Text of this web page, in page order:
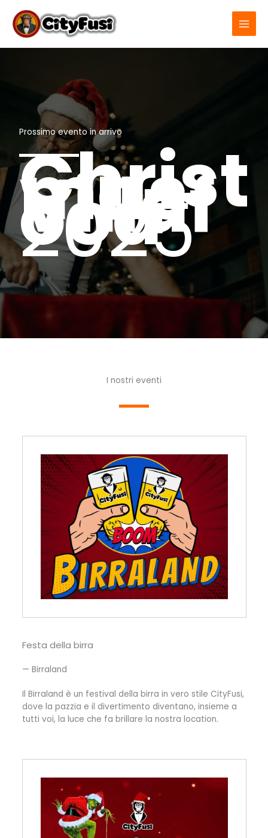
contenuto
Prossimo evento in arrivo
Christ
mas
Villaf
ood
2025
I nostri eventi
Festa della birra
— Birraland
Il Birraland è un festival della birra in vero stile CityFusi,
dove la pazzia e il divertimento diventano, insieme a
tutti voi, la luce che fa brillare la nostra location.